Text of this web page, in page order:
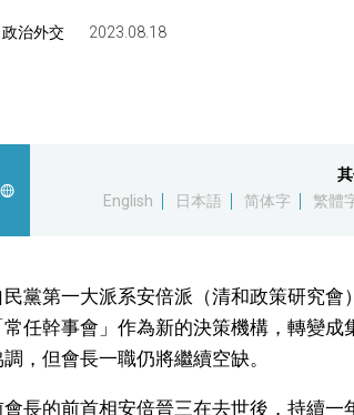
政治外交 2023.08.18
English
日本語 简体字 繁體
民黨第一大派系安倍派（清和政策研究
常任幹事會」作為新的決策機構，轉變
，但會長一職仍將繼續空缺。
會長的前首相安倍晉三在去世後，持續一